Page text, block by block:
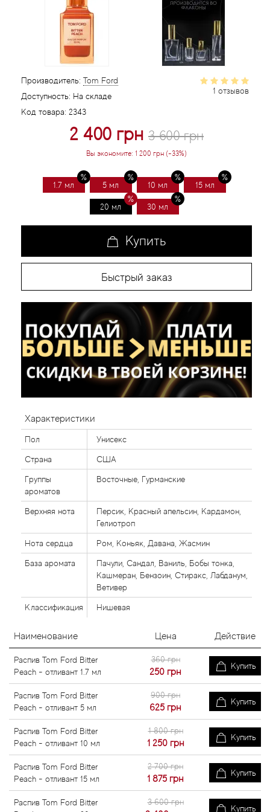
1 отзывов
Производитель: Tom Ford
Доступность: На складе
Код товара: 2343
2 400 грн 3 600 грн
Вы экономите: 1 200 грн (-33%)
1.7 мл 5 мл 10 мл 15 мл
20 мл 30 мл
Купить
Быстрый заказ
Характеристики
Пол Унисекс
Страна США
Группы
ароматов
Восточные, Гурманские
Верхняя нота
Персик, Красный апельсин, Кардамон,
Гелиотроп
Нота сердца Ром, Коньяк, Давана, Жасмин
База аромата
Пачули, Сандал, Ваниль, Бобы тонка,
Кашмеран, Бензоин, Стиракс, Лабданум,
Ветивер
Классификация Нишевая
Наименование Цена Действие
Распив Tom Ford Bitter
Peach - отливант 1.7 мл
360 грн
250 грн
Купить
Распив Tom Ford Bitter
Peach - отливант 5 мл
900 грн
625 грн
Купить
Распив Tom Ford Bitter
Peach - отливант 10 мл
1 800 грн
1 250 грн
Купить
Распив Tom Ford Bitter
Peach - отливант 15 мл
2 700 грн
1 875 грн
Купить
Распив Tom Ford Bitter
3 600 грн
Купить